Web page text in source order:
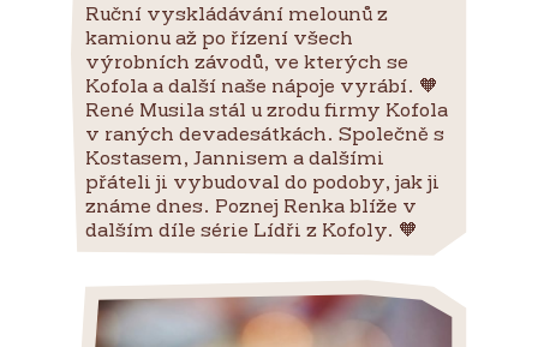
Ruční vyskládávání melounů z
kamionu až po řízení všech
výrobních závodů, ve kterých se
Kofola a další naše nápoje vyrábí. 🧡
René Musila stál u zrodu firmy Kofola
v raných devadesátkách. Společně s
Kostasem, Jannisem a dalšími
přáteli ji vybudoval do podoby, jak ji
známe dnes. Poznej Renka blíže v
dalším díle série Lídři z Kofoly. 🧡